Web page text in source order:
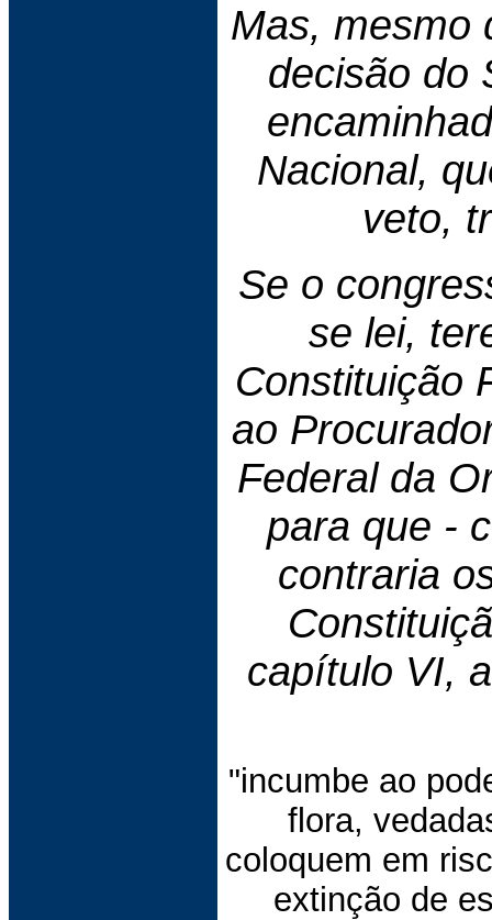
Mas, mesmo
decisão do
Nacional,
veto,
Se o
se lei,
Constituição
ao
Federal da
para que -
contraria
capítulo VI,
"incumbe ao
flora,
coloquem em
extinção de